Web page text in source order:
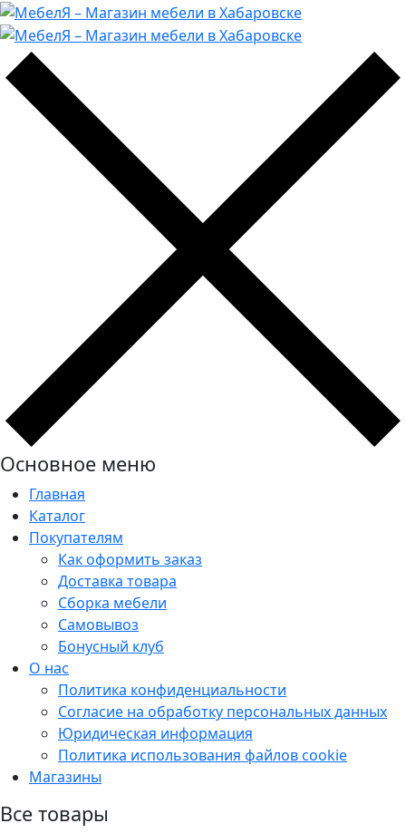
Основное меню
Главная
Каталог
Покупателям
Как оформить заказ
Доставка товара
Сборка мебели
Самовывоз
Бонусный клуб
О нас
Политика конфиденциальности
Согласие на обработку персональных данных
Юридическая информация
Политика использования файлов cookie
Магазины
Все товары